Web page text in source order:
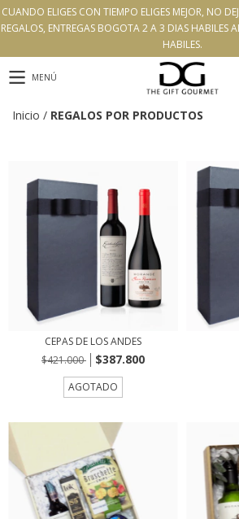
CUANDO ELIGES CON TIEMPO ELIGES MEJOR, NO
REGALOS, ENTREGAS BOGOTA 2 A 3 DIAS HABILES
HABILES.
MENÚ
Inicio / REGALOS POR PRODUCTOS
CEPAS DE LOS ANDES
$421.000
$387.800
AGOTADO